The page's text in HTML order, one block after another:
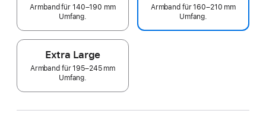
Armband für 140–190 mm
Umfang.
Armband für 160–210 mm
Umfang.
Extra Large
Armband für 195–245 mm
Umfang.